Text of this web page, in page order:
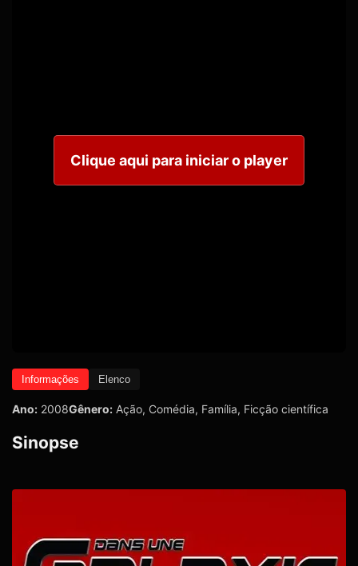
Clique aqui para iniciar o player
Informações Elenco
Ano: 2008Gênero: Ação, Comédia, Família, Ficção científica
Sinopse